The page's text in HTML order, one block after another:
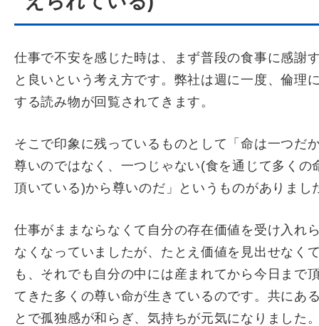
仕事で不安を感じた時は、まず普段の食事に感謝
と良いという考え方です。弊社は週に一度、倫理
する読み物が回覧されてきます。
そこで印象に残っているものとして「命は一つだ
尊いのではなく、一つじゃない(食を通じて多くの
頂いている)から尊いのだ」というものがありまし
仕事がままならなくて自分の存在価値を受け入れ
なくなっていましたが、たとえ価値を見出せなく
も、それでも自分の中には産まれてから今日まで
てきた多くの尊い命が生きているのです。共にあ
とで孤独感が和らぎ、気持ちが元気になりました